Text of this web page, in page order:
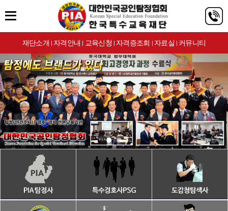
재단소개 | 자격안내 | 교육신청 | 자격증조회 | 자료실 | 커뮤니티